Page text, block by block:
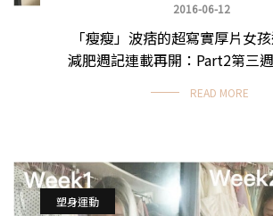
2016-06-12
「瘦瘦」波痞的超寫實厚片女
減肥週記連載再開：Part2第三
READ MORE
塑身運動